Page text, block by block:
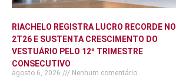
RIACHELO REGISTRA LUCRO RECORDE NO
2T26 E SUSTENTA CRESCIMENTO DO
VESTUÁRIO PELO 12º TRIMESTRE
CONSECUTIVO
agosto 6, 2026 Nenhum comentário